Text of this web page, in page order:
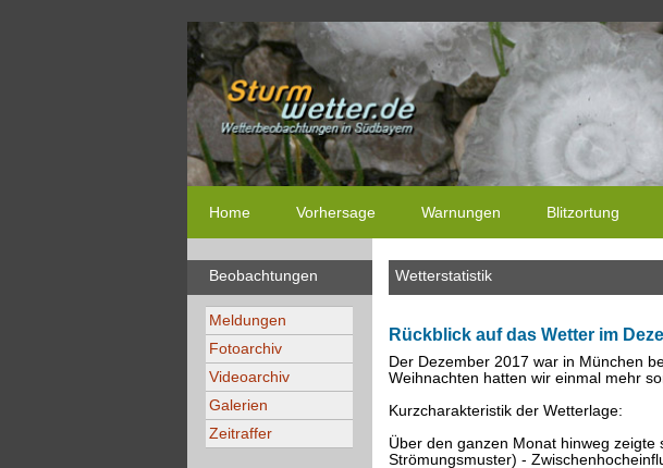
Home Vorhersage Warnungen Blitzortung
Beobachtungen
Meldungen
Fotoarchiv
Videoarchiv
Galerien
Zeitraffer
Wetterstatistik
Rückblick auf das Wetter im
Der Dezember 2017 war in München
Weihnachten hatten wir einmal mehr
Kurzcharakteristik der Wetterlage:
Über den ganzen Monat hinweg
Strömungsmuster) -